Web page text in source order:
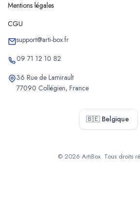
Mentions légales
CGU
support@arti-box.fr
09 71 12 10 82
36 Rue de Lamirault
77090 Collégien, France
🇧🇪 Belgique
© 2026 ArtiBox. Tous droits